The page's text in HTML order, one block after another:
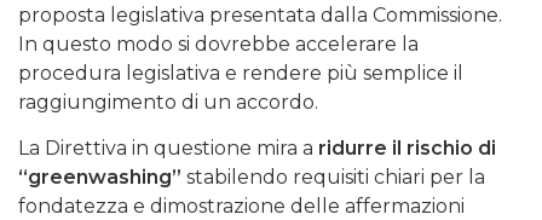
proposta legislativa presentata dalla Commissione.
In questo modo si dovrebbe accelerare la
procedura legislativa e rendere più semplice il
raggiungimento di un accordo.
La Direttiva in questione mira a ridurre il rischio di
“greenwashing” stabilendo requisiti chiari per la
fondatezza e dimostrazione delle affermazioni